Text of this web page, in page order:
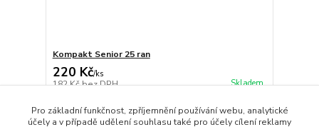
Kompakt Senior 25 ran
220 Kč/ks
182 Kčbez DPH Skladem
Přidat do košíku
Pro základní funkčnost, zpříjemnění používání webu, analytické
účely a v případě udělení souhlasu také pro účely cílení reklamy